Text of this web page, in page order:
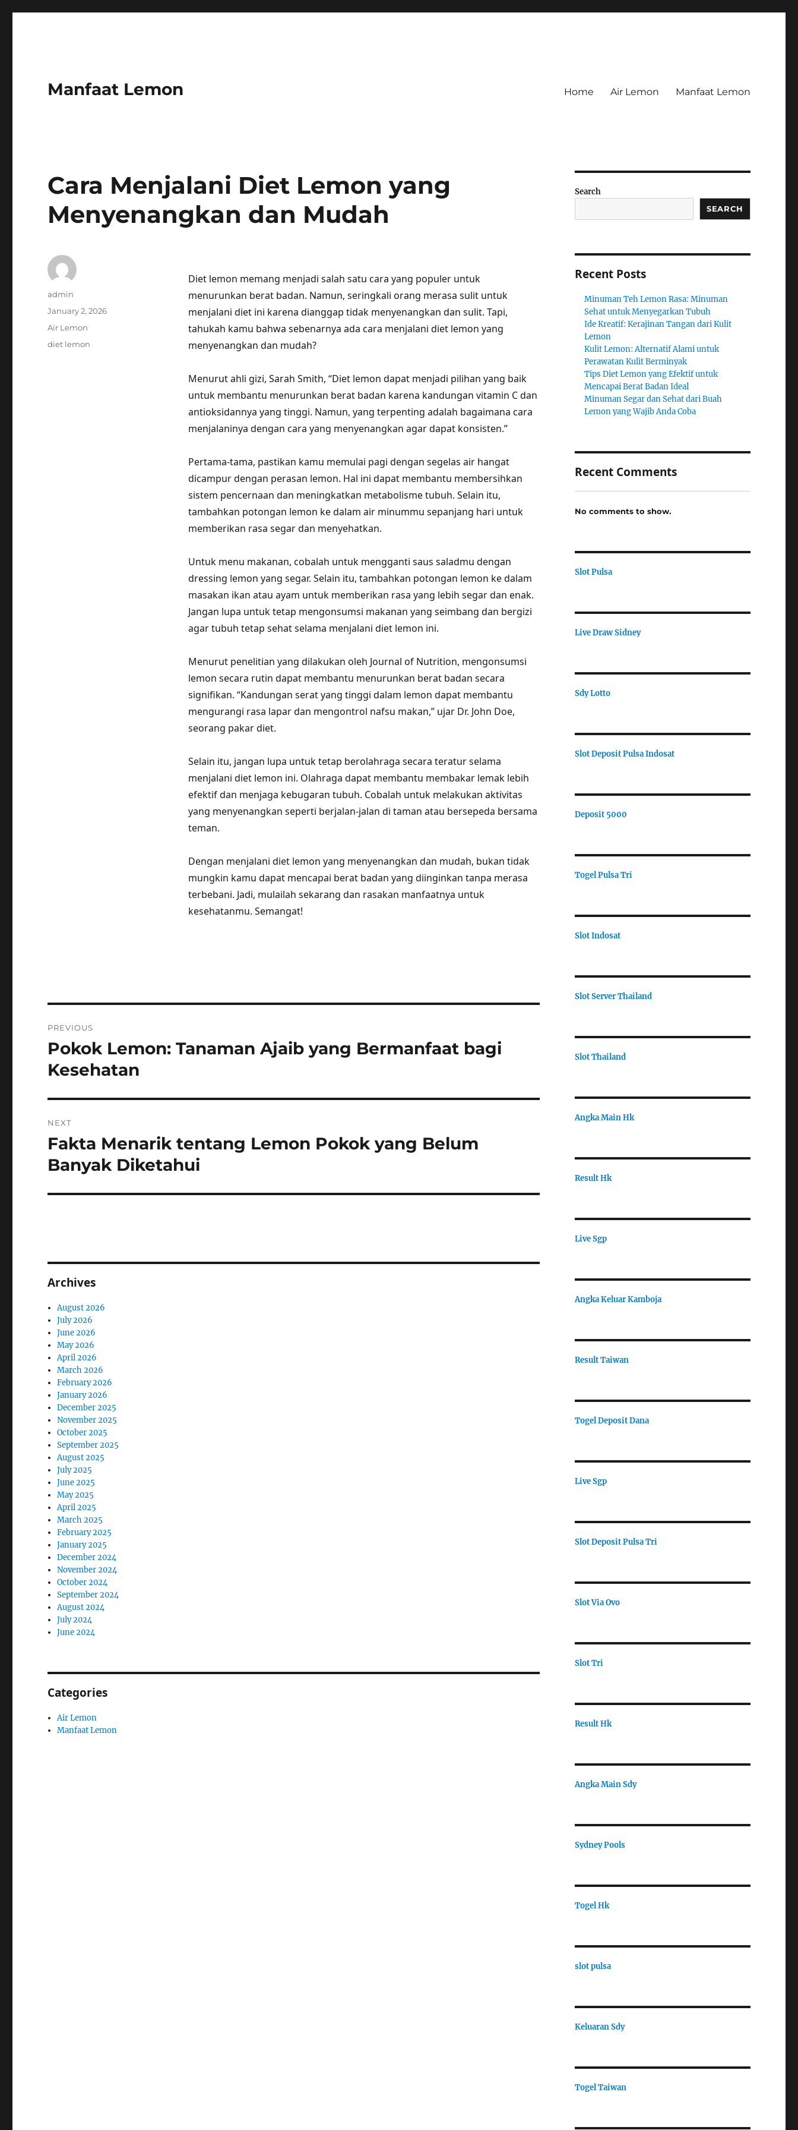
Manfaat Lemon Home Air Lemon Manfaat Lemon
Cara Menjalani Diet Lemon yang
Menyenangkan dan Mudah
Diet lemon memang menjadi salah satu cara yang populer untuk
menurunkan berat badan. Namun, seringkali orang merasa sulit untuk
menjalani diet ini karena dianggap tidak menyenangkan dan sulit. Tapi,
tahukah kamu bahwa sebenarnya ada cara menjalani diet lemon yang
menyenangkan dan mudah?
Menurut ahli gizi, Sarah Smith, “Diet lemon dapat menjadi pilihan yang baik
untuk membantu menurunkan berat badan karena kandungan vitamin C dan
antioksidannya yang tinggi. Namun, yang terpenting adalah bagaimana cara
menjalaninya dengan cara yang menyenangkan agar dapat konsisten.”
Pertama-tama, pastikan kamu memulai pagi dengan segelas air hangat
dicampur dengan perasan lemon. Hal ini dapat membantu membersihkan
sistem pencernaan dan meningkatkan metabolisme tubuh. Selain itu,
tambahkan potongan lemon ke dalam air minummu sepanjang hari untuk
memberikan rasa segar dan menyehatkan.
Untuk menu makanan, cobalah untuk mengganti saus saladmu dengan
dressing lemon yang segar. Selain itu, tambahkan potongan lemon ke dalam
masakan ikan atau ayam untuk memberikan rasa yang lebih segar dan enak.
Jangan lupa untuk tetap mengonsumsi makanan yang seimbang dan bergizi
agar tubuh tetap sehat selama menjalani diet lemon ini.
Menurut penelitian yang dilakukan oleh Journal of Nutrition, mengonsumsi
lemon secara rutin dapat membantu menurunkan berat badan secara
signifikan. “Kandungan serat yang tinggi dalam lemon dapat membantu
mengurangi rasa lapar dan mengontrol nafsu makan,” ujar Dr. John Doe,
seorang pakar diet.
Selain itu, jangan lupa untuk tetap berolahraga secara teratur selama
menjalani diet lemon ini. Olahraga dapat membantu membakar lemak lebih
efektif dan menjaga kebugaran tubuh. Cobalah untuk melakukan aktivitas
yang menyenangkan seperti berjalan-jalan di taman atau bersepeda bersama
teman.
Dengan menjalani diet lemon yang menyenangkan dan mudah, bukan tidak
mungkin kamu dapat mencapai berat badan yang diinginkan tanpa merasa
terbebani. Jadi, mulailah sekarang dan rasakan manfaatnya untuk
kesehatanmu. Semangat!
Author
admin
Posted
on
January 2, 2026
Categories
Air Lemon
Tags
diet lemon
navigation
PREVIOUS
Previous
post:
Pokok Lemon: Tanaman Ajaib yang Bermanfaat bagi
Kesehatan
NEXT
Next
post:
Fakta Menarik tentang Lemon Pokok yang Belum
Banyak Diketahui
Archives
August 2026
July 2026
June 2026
May 2026
April 2026
March 2026
February 2026
January 2026
December 2025
November 2025
October 2025
September 2025
August 2025
July 2025
June 2025
May 2025
April 2025
March 2025
February 2025
January 2025
December 2024
November 2024
October 2024
September 2024
August 2024
July 2024
June 2024
Categories
Air Lemon
Manfaat Lemon
Search
SEARCH
Recent Posts
Minuman Teh Lemon Rasa: Minuman
Sehat untuk Menyegarkan Tubuh
Ide Kreatif: Kerajinan Tangan dari Kulit
Lemon
Kulit Lemon: Alternatif Alami untuk
Perawatan Kulit Berminyak
Tips Diet Lemon yang Efektif untuk
Mencapai Berat Badan Ideal
Minuman Segar dan Sehat dari Buah
Lemon yang Wajib Anda Coba
Recent Comments
No comments to show.
Slot Pulsa
Live Draw Sidney
Sdy Lotto
Slot Deposit Pulsa Indosat
Deposit 5000
Togel Pulsa Tri
Slot Indosat
Slot Server Thailand
Slot Thailand
Angka Main Hk
Result Hk
Live Sgp
Angka Keluar Kamboja
Result Taiwan
Togel Deposit Dana
Live Sgp
Slot Deposit Pulsa Tri
Slot Via Ovo
Slot Tri
Result Hk
Angka Main Sdy
Sydney Pools
Togel Hk
slot pulsa
Keluaran Sdy
Togel Taiwan